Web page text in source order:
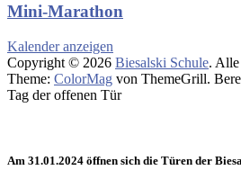
Mini-Marathon
Kalender anzeigen
Copyright © 2026 Biesalski Schule. Alle
Theme: ColorMag von ThemeGrill.
Tag der offenen Tür
Am 31.01.2024 öffnen sich die Türen der